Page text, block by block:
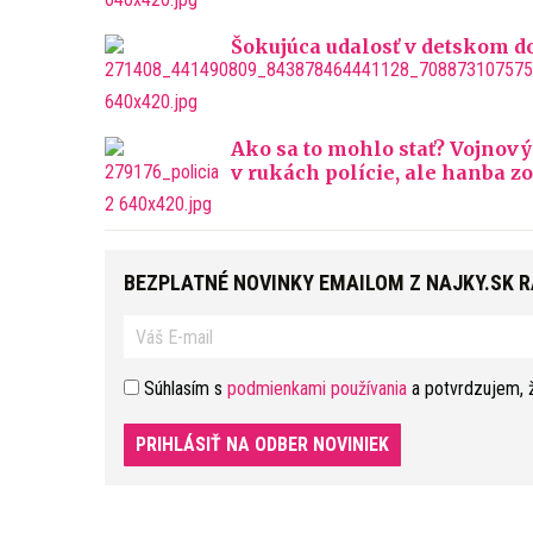
Šokujúca udalosť v detskom
Ako sa to mohlo stať?
v rukách polície, ale hanba
BEZPLATNÉ NOVINKY EMAILOM Z NAJKY.SK
Súhlasím s podmienkami používania a potvrdzujem,
PRIHLÁSIŤ NA ODBER NOVINIEK